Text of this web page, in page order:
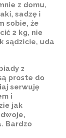
z domu,
sadzę i
sobie, że
2 kg, nie
sądzicie, uda
z
proste do
serwuję
i
jak
Bardzo